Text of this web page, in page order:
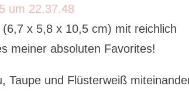
x 5,8 x 10,5 cm) mit reichlich
meiner absoluten Favorites!
Taupe und Flüsterweiß